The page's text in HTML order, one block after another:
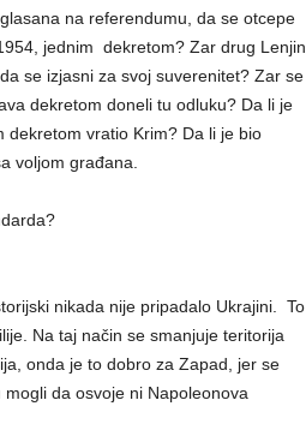
na referendumu, da se otcepe
jednim dekretom? Zar drug Lenjin
se izjasni za svoj suverenitet? Zar se
dekretom doneli tu odluku? Da li je
dekretom vratio Krim? Da li je bio
voljom građana.
nikada nije pripadalo Ukrajini. To
Na taj način se smanjuje teritorija
onda je to dobro za Zapad, jer se
da osvoje ni Napoleonova